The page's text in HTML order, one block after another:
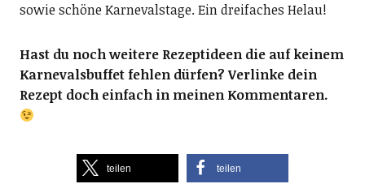
sowie schöne Karnevalstage. Ein dreifaches Helau!
Hast du noch weitere Rezeptideen die auf keinem
Karnevalsbuffet fehlen dürfen? Verlinke dein
Rezept doch einfach in meinen Kommentaren.
teilen teilen